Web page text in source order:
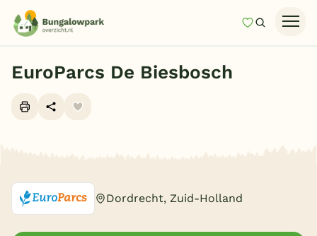
MijnZoeken
Last minutes
EuroParcs De Biesbosch
Dordrecht, Zuid-Holland